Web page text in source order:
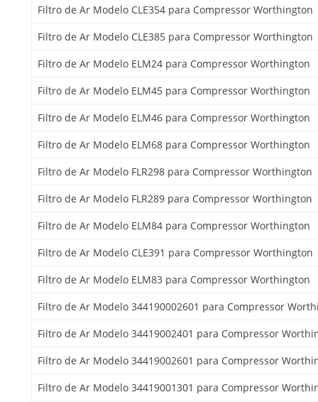
Filtro de Ar Modelo CLE354 para Compressor Worthington
Filtro de Ar Modelo CLE385 para Compressor Worthington
Filtro de Ar Modelo ELM24 para Compressor Worthington
Filtro de Ar Modelo ELM45 para Compressor Worthington
Filtro de Ar Modelo ELM46 para Compressor Worthington
Filtro de Ar Modelo ELM68 para Compressor Worthington
Filtro de Ar Modelo FLR298 para Compressor Worthington
Filtro de Ar Modelo FLR289 para Compressor Worthington
Filtro de Ar Modelo ELM84 para Compressor Worthington
Filtro de Ar Modelo CLE391 para Compressor Worthington
Filtro de Ar Modelo ELM83 para Compressor Worthington
Filtro de Ar Modelo 344190002601 para Compressor
Filtro de Ar Modelo 34419002401 para Compressor
Filtro de Ar Modelo 34419002601 para Compressor
Filtro de Ar Modelo 34419001301 para Compressor